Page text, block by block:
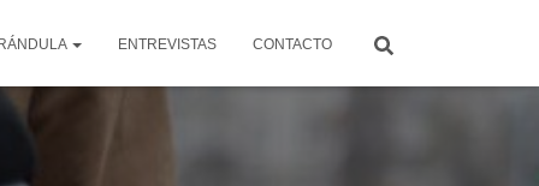
ENTREVISTAS CONTACTO